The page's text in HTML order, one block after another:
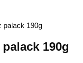
190g